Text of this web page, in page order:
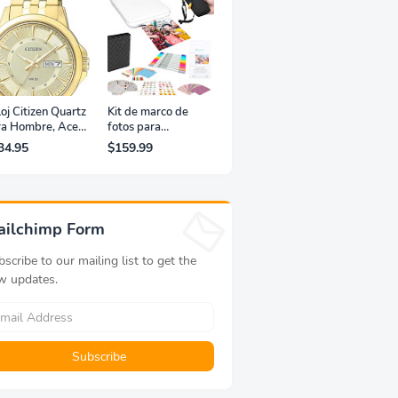
Citizen Quartz
Hombre, Acero
Clásico,
Kit de marco de
fotos para
impresora portátil
de fotografías y
$159.99
Form
to our mailing list to get the
updates.